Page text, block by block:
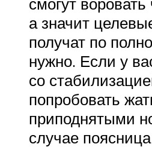
а значит
получат по
нужно. Если у
со
попробовать
приподнятыми
случае